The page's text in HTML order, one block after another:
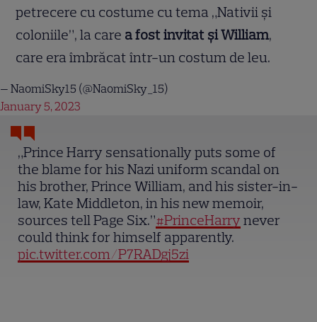
petrecere cu costume cu tema „Nativii și
coloniile”, la care a fost invitat și William,
care era îmbrăcat într-un costum de leu.
„Prince Harry sensationally puts some of
the blame for his Nazi uniform scandal on
his brother, Prince William, and his sister-in-
law, Kate Middleton, in his new memoir,
sources tell Page Six.”#PrinceHarry never
could think for himself apparently.
pic.twitter.com/P7RADgj5zi
— NaomiSky15 (@NaomiSky_15)
January 5, 2023